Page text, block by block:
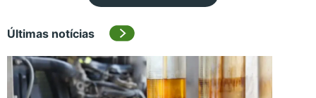
Últimas notícias